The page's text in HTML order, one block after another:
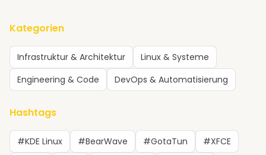
Kategorien
Infrastruktur & Architektur
Linux & Systeme
Engineering & Code
DevOps & Automatisierung
Hashtags
#KDE Linux #BearWave #GotaTun
#XFCE